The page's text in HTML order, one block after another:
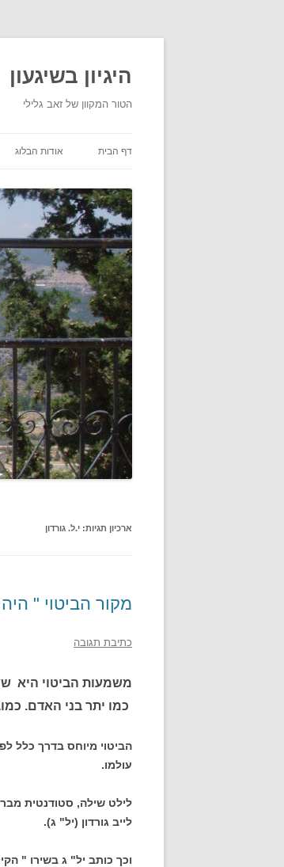
היגיון בשיגעון
הטור המקוון של זאב גלילי
דף הבית אודות הבלוג
ארכיון תגיות: י.ל. גורדון
מקור הביטוי "
כתיבת תגובה
משמעות הביטוי היא
כמו יתר בני האדם.
הביטוי מיוחס בדרך כלל
עולמו.
לילט שילה, סטודנטית
לייב גורדון (יל" ג).
וכך כותב יל" ג בשירו "